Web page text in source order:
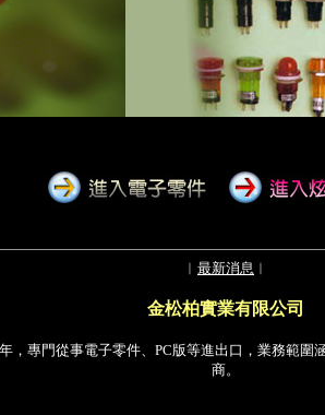
︱ 最新消息 ︱
金松柏實業有限公司
，專門從事電子零件、PC版等進出口，業務範圍
商。